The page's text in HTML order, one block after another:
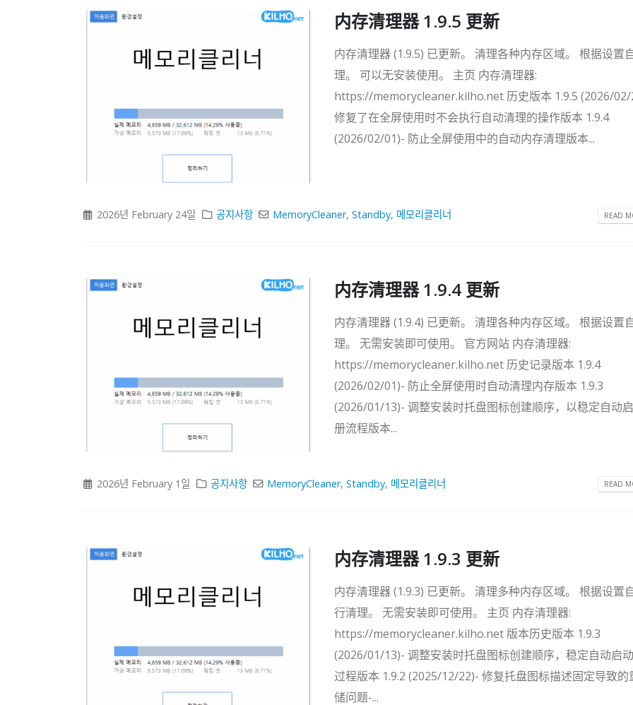
内存清理器 1.9.5 更新
内存清理器 (1.9.5) 已更新。 清理各种内存区域。 根据设置
理。 可以无安装使用。 主页 内存清理器:
https://memorycleaner.kilho.net 历史版本 1.9.5 (2026/02/
修复了在全屏使用时不会执行自动清理的操作版本 1.9.4
(2026/02/01)- 防止全屏使用中的自动内存清理版本...
2026년 February 24일 공지사항 MemoryCleaner,Standby, 메모리클리너 READ
内存清理器 1.9.4 更新
内存清理器 (1.9.4) 已更新。 清理各种内存区域。 根据设置
理。 无需安装即可使用。 官方网站 内存清理器:
https://memorycleaner.kilho.net 历史记录版本 1.9.4
(2026/02/01)- 防止全屏使用时自动清理内存版本 1.9.3
(2026/01/13)- 调整安装时托盘图标创建顺序，以稳定自动
册流程版本...
2026년 February 1일 공지사항 MemoryCleaner,Standby, 메모리클리너 READ
内存清理器 1.9.3 更新
内存清理器 (1.9.3) 已更新。 清理多种内存区域。 根据设置
行清理。 无需安装即可使用。 主页 内存清理器:
https://memorycleaner.kilho.net 版本历史版本 1.9.3
(2026/01/13)- 调整安装时托盘图标创建顺序，稳定自动启
过程版本 1.9.2 (2025/12/22)- 修复托盘图标描述固定导致的
储问题-...